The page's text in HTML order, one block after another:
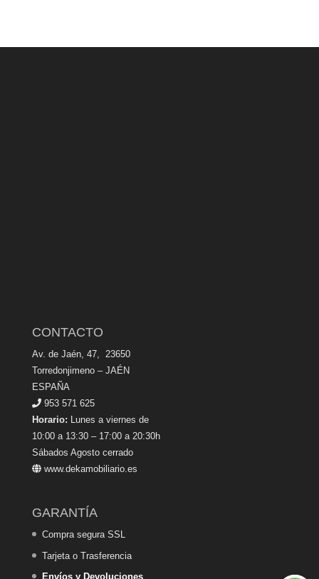
CONTACTO
Av. de Jaén, 47, 23650
Torredonjimeno – JAÉN
ESPAÑA
953 571 625
Horario: Lunes a viernes de
10:00 a 13:30 – 17:00 a 20:30h
Sábados Agosto cerrado
www.dekamobiliario.es
GARANTÍA
Compra segura SSL
Tarjeta o Trasferencia
Envíos y Devoluciones